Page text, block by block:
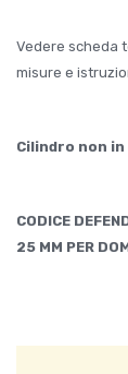
Vedere scheda
misure e
Cilindro non
CODICE
25 MM PER